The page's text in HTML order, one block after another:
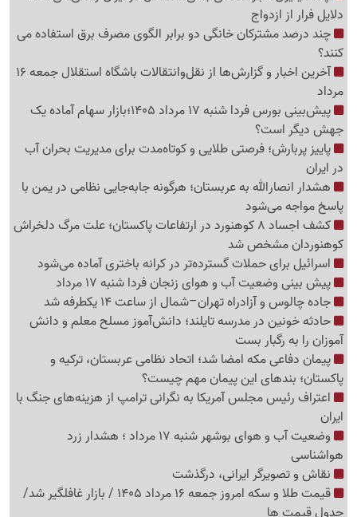
دلایل فرار از ازدواج
چند درصد مشترکان خانگی دو برابر الگوی مصرف برق استفاده می
کنند؟
آخرین اخبار و گزارش‌ها از نقل‌وانتقالات باشگاه استقلال جمعه 16
مرداد
پیش‌بینی بورس فردا شنبه 17 مرداد 1405؛بازار سهام آماده یک
جهش دیگر است؟
پاییز پربارش؛ فرصتی طلایی و کوتاه‌مدت برای مدیریت بحران آب
در ایران
هشدار انصارالله به عربستان؛ هرگونه جابه‌جایی نظامی در یمن با
پاسخ مواجه می‌شود
کشف اجساد 8 کوهنورد در ارتفاعات پاکستان؛ علت مرگ دلخراش
کوهنوردان مشخص شد
اسرائیل برای حملات گسترده‌تر در کرانه باختری آماده می‌شود
پیش بینی وضعیت آب و هوای زنجان فردا شنبه 17 مرداد
جاده چالوس و آزادراه تهران–شمال از ساعت 14 یکطرفه شد
حادثه خونین در مدرسه تایلند؛ دانش‌آموز مسلح معلم و دانش
آموزان را به رگبار بست
پیمان دفاعی مکه امضا شد؛ اتحاد نظامی عربستان، ترکیه و
پاکستان؛ بندهای این پیمان مهم چیست؟
اعتراف رئیس مجلس آمریکا به نگرانی ترامپ از هزینه‌های جنگ با
ایران
وضعیت آب و هوای بوشهر شنبه 17 مرداد ؛ هشدار زرد
هواشناسی
نقاش و تصویرگر ایرانی، درگذشت
قیمت طلا و سکه امروز جمعه 16 مرداد 1405 / بازار غافلگیر شد/